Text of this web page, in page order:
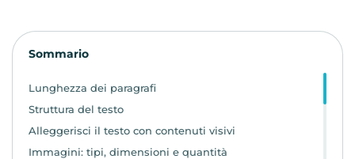
Sommario
Lunghezza dei paragrafi
Struttura del testo
Alleggerisci il testo con contenuti visivi
Immagini: tipi, dimensioni e quantità